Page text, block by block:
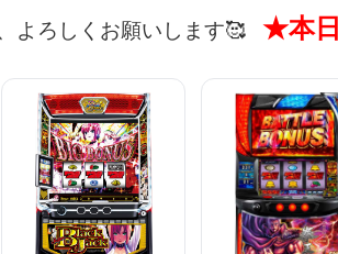
よろしくお願いします🥰 ★本